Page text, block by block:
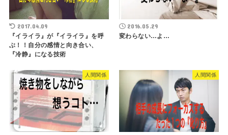
2017.04.09
『イライラ』が『イライラ』を呼
ぶ！！自分の感情と向き合い、
『冷静』になる技術
2016.05.29
変わらない…よ…
人間関係 人間関係